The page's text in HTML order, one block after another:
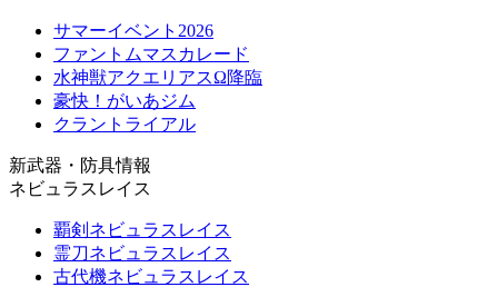
サマーイベント2026
ファントムマスカレード
水神獣アクエリアスΩ降臨
豪快！がいあジム
クラントライアル
新武器・防具情報
ネビュラスレイス
覇剣ネビュラスレイス
霊刀ネビュラスレイス
古代機ネビュラスレイス